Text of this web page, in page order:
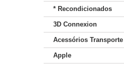
* Recondicionados
3D Connexion
Acessórios Transporte
Apple